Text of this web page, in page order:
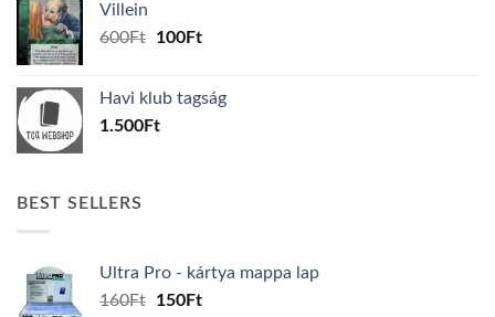
Villein
600Ft
Original
600Ft.
100FtCurrent
100Ft.
Havi klub tagság
1.500Ft
BEST SELLERS
Ultra Pro - kártya mappa lap
160Ft
Original
150FtCurrent